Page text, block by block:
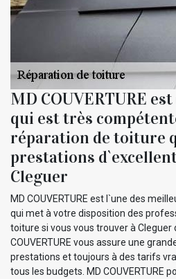
MD COUVERTURE
qui est très
réparation de toiture
prestations
Cleguer
MD COUVERTURE est l`une des
qui met à votre disposition des
toiture si vous vous trouver à Cleguer
COUVERTURE vous assure une
prestations et toujours à des tarifs
tous les budgets. MD COUVERTURE